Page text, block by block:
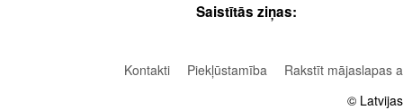
Saistītās ziņas:
Kontakti Piekļūstamība
Rakstīt mājaslapas
©